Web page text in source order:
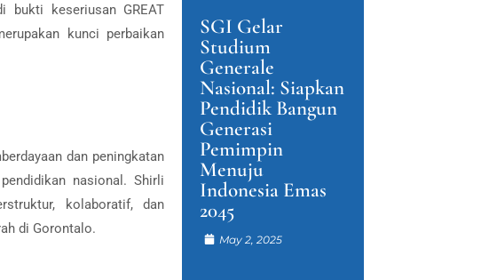
bukti keseriusan GREAT
kunci perbaikan
dan peningkatan
nasional. Shirli
kolaboratif, dan
di Gorontalo.
SGI Gelar
Studium
Generale
Nasional: Siapkan
Pendidik Bangun
Generasi
Pemimpin
Menuju
Indonesia Emas
2045
May 2, 2025